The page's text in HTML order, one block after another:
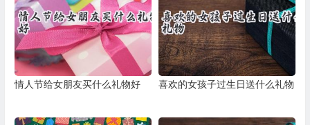
情人节给女朋友买什么礼物好 喜欢的女孩子过生日送什么礼物